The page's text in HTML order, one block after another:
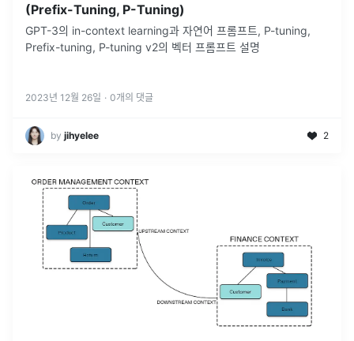
(Prefix-Tuning, P-Tuning)
GPT-3의 in-context learning과 자연어 프롬프트, P-tuning,
Prefix-tuning, P-tuning v2의 벡터 프롬프트 설명
2023년 12월 26일 · 0개의 댓글
by jihyelee 2